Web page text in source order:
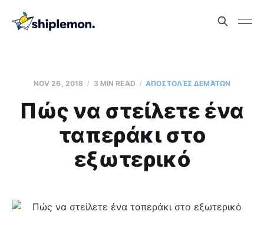
NOV 26, 2018 3 MIN READ AΠΟΣΤΟΛΈΣ ΔΕΜΆΤΩΝ
Πώς να στείλετε ένα
ταπεράκι στο
εξωτερικό